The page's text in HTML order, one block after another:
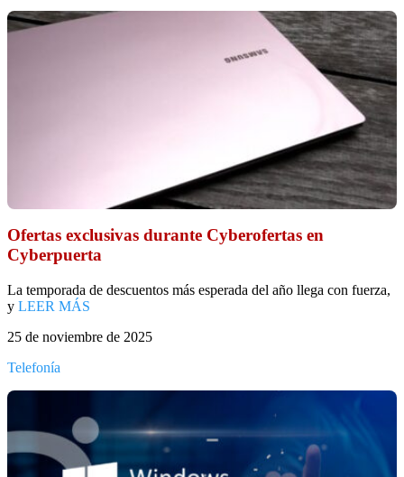
Ofertas exclusivas durante Cyberofertas en
Cyberpuerta
La temporada de descuentos más esperada del año llega con fuerza,
y LEER MÁS
25 de noviembre de 2025
Telefonía